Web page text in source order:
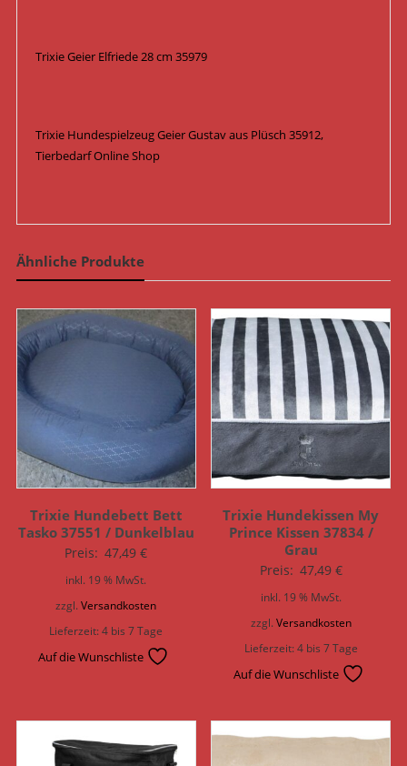
Trixie Geier Elfriede 28 cm 35979
Trixie Hundespielzeug Geier Gustav aus Plüsch 35912,
Tierbedarf Online Shop
Ähnliche Produkte
Trixie Hundebett Bett
Tasko 37551 / Dunkelblau
Preis: 47,49€
inkl. 19 % MwSt.
zzgl.Versandkosten
Lieferzeit:4 bis 7 Tage
Auf die Wunschliste
Trixie Hundekissen My
Prince Kissen 37834 /
Grau
Preis: 47,49 €
inkl. 19 % MwSt.
zzgl. Versandkosten
Lieferzeit:4 bis 7 Tage
Auf die Wunschliste